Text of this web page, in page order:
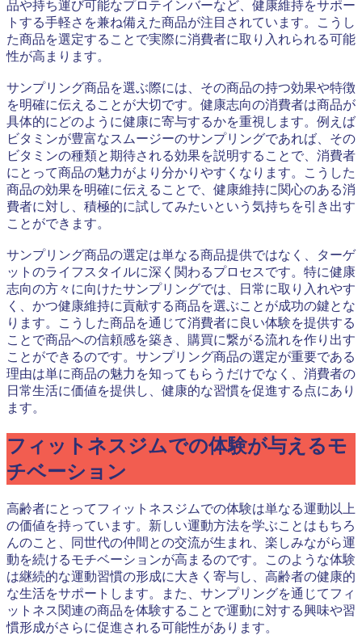
品や持ち運び可能なプロテインバーなど、健康維持をサポー
トする手軽さを兼ね備えた商品が注目されています。こうし
た商品を選定することで実際に消費者に取り入れられる可能
性が高まります。
サンプリング商品を選ぶ際には、その商品の持つ効果や特徴
を明確に伝えることが大切です。健康志向の消費者は商品が
具体的にどのように健康に寄与するかを重視します。例えば
ビタミンが豊富なスムージーのサンプリングであれば、その
ビタミンの種類と期待される効果を説明することで、消費者
にとって商品の魅力がより分かりやすくなります。こうした
商品の効果を明確に伝えることで、健康維持に関心のある消
費者に対し、積極的に試してみたいという気持ちを引き出す
ことができます。
サンプリング商品の選定は単なる商品提供ではなく、ターゲ
ットのライフスタイルに深く関わるプロセスです。特に健康
志向の方々に向けたサンプリングでは、日常に取り入れやす
く、かつ健康維持に貢献する商品を選ぶことが成功の鍵とな
ります。こうした商品を通じて消費者に良い体験を提供する
ことで商品への信頼感を築き、購買に繋がる流れを作り出す
ことができるのです。サンプリング商品の選定が重要である
理由は単に商品の魅力を知ってもらうだけでなく、消費者の
日常生活に価値を提供し、健康的な習慣を促進する点にあり
ます。
フィットネスジムでの体験が与えるモ
チベーション
高齢者にとってフィットネスジムでの体験は単なる運動以上
の価値を持っています。新しい運動方法を学ぶことはもちろ
んのこと、同世代の仲間との交流が生まれ、楽しみながら運
動を続けるモチベーションが高まるのです。このような体験
は継続的な運動習慣の形成に大きく寄与し、高齢者の健康的
な生活をサポートします。また、サンプリングを通じてフィ
ットネス関連の商品を体験することで運動に対する興味や習
慣形成がさらに促進される可能性があります。